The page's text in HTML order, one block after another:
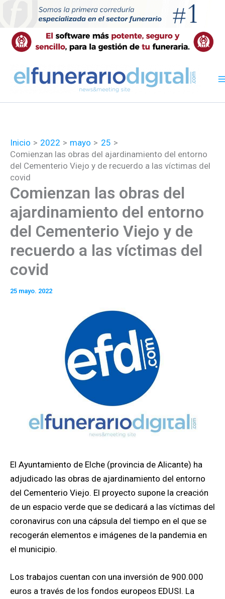
contenido
Inicio 2022 mayo
25
Comienzan las obras del ajardinamiento del entorno
del Cementerio Viejo y de recuerdo a las víctimas del
covid
Comienzan las obras del
ajardinamiento del entorno
del Cementerio Viejo y de
recuerdo a las víctimas del
covid
25 mayo. 2022
El Ayuntamiento de Elche (provincia de Alicante) ha
adjudicado las obras de ajardinamiento del entorno
del Cementerio Viejo. El proyecto supone la creación
de un espacio verde que se dedicará a las víctimas del
coronavirus con una cápsula del tiempo en el que se
recogerán elementos e imágenes de la pandemia en
el municipio.
Los trabajos cuentan con una inversión de 900.000
euros a través de los fondos europeos EDUSI. La